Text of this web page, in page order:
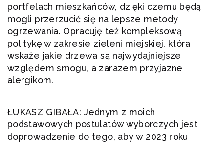
portfelach mieszkańców, dzięki czemu będą
mogli przerzucić się na lepsze metody
ogrzewania. Opracuję też kompleksową
politykę w zakresie zieleni miejskiej, która
wskaże jakie drzewa są najwydajniejsze
względem smogu, a zarazem przyjazne
alergikom.
ŁUKASZ GIBAŁA: Jednym z moich
podstawowych postulatów wyborczych jest
doprowadzenie do tego, aby w 2023 roku